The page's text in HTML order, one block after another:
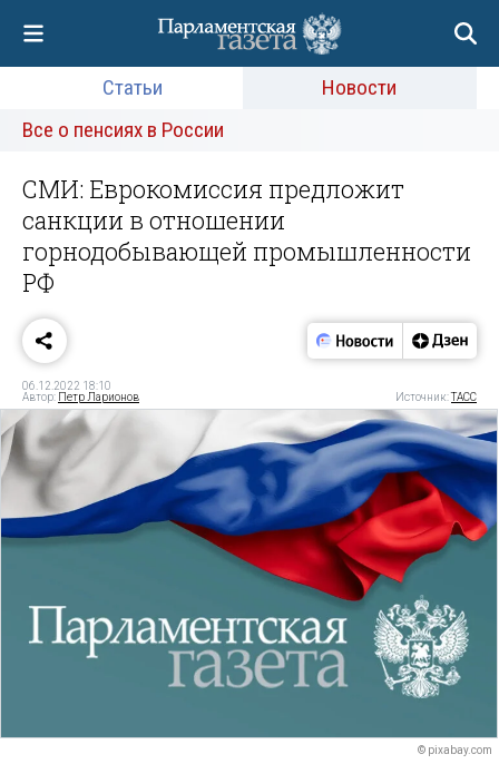
Статьи
Новости
Все о пенсиях в России
СМИ: Еврокомиссия предложит
санкции в отношении
горнодобывающей промышленности
РФ
06.12.2022 18:10
Автор: Петр Ларионов Источник:ТАСС
© pixabay.com